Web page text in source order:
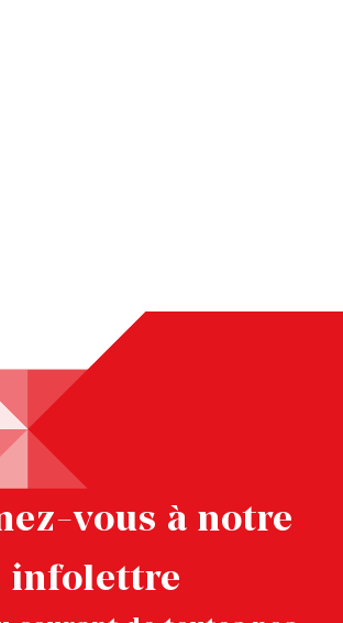
vous à notre
infolettre